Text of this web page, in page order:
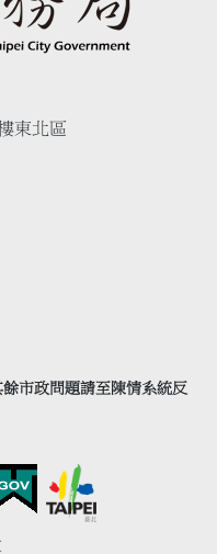
東北區
市政問題請至陳情系統反